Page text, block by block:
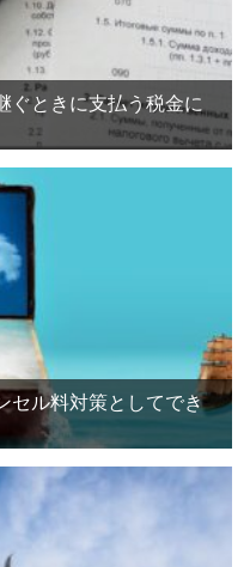
ぐときに支払う税金に
セル料対策としてでき